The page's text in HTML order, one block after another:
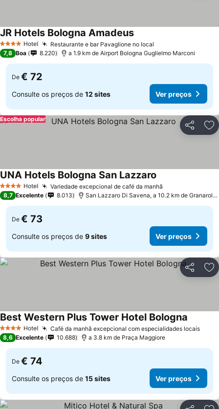
4 EstrelasHotel Restaurante e bar Pavaglione no local
JR Hotels Bologna AmadeusVer preços
7,8 Boa 8.220 a 1.9 km de Airport Bologna Guglielmo Marconi
De € 72
Consulte os preços de 12 sites Ver preços
Partilhar
Escolha popular
4 EstrelasHotel Variedade excepcional de café da manhã
UNA Hotels Bologna San Lazzaro
8,7 Excelente 8.013 San Lazzaro Di Savena, a 10.2 km de Granarolo
De € 73
Consulte os preços de 9 sites Ver preços
Partilhar
4 EstrelasHotel Café da manhã excepcional com especialidades locaisVer
Best Western Plus Tower Hotel Bologna
8,6 Excelente 10.688 a 3.8 km de Praça Maggiore
De € 74
Consulte os preços de 15 sites Ver preços